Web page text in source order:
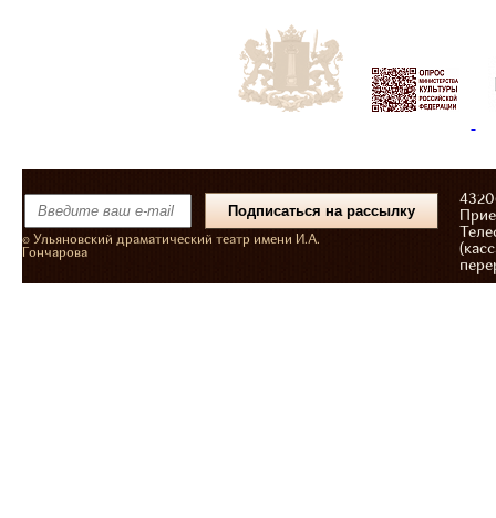
© Ульяновский драматический театр имени И.А.
Гончарова